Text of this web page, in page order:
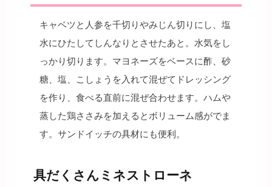
キャベツと人参を千切りやみじん切りにし、塩
水にひたしてしんなりとさせたあと。水気をし
っかり切ります。マヨネーズをベースに酢、砂
糖、塩、こしょうを入れて混ぜてドレッシング
を作り、食べる直前に混ぜ合わせます。ハムや
蒸した鶏ささみを加えるとボリューム感がでま
す。サンドイッチの具材にも便利。
具だくさんミネストローネ